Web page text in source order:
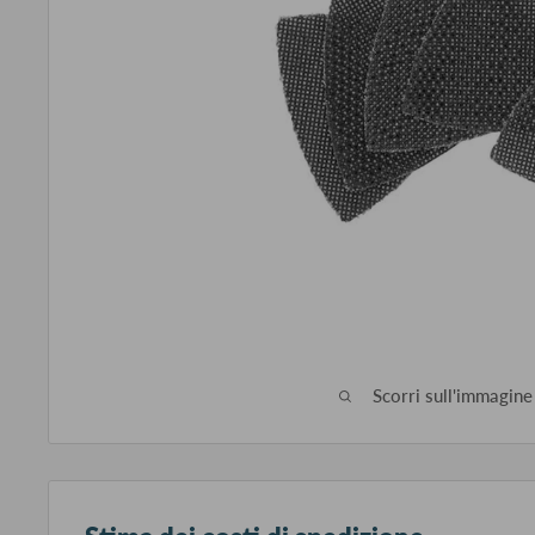
Scorri